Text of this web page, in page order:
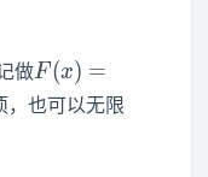
做F(x)=\sum
a_i*x^i
F (x) =
，也可以无限